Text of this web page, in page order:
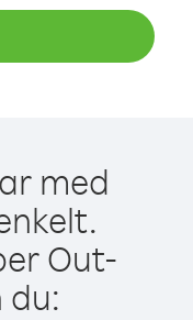
med
Out-
du: